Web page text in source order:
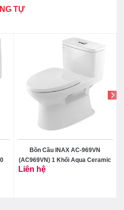
TỰ
Bồn Cầu INAX AC-969VN
(AC969VN) 1 Khối Aqua Ceramic
Liên hệ